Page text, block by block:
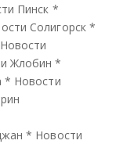
Пинск *
Солигорск *
Новости
Жлобин *
* Новости
* Новости